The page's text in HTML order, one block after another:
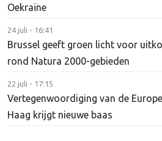
Oekraïne
24 juli - 16:41
Brussel geeft groen licht voor
rond Natura 2000-gebieden
22 juli - 17:15
Vertegenwoordiging van de
Haag krijgt nieuwe baas